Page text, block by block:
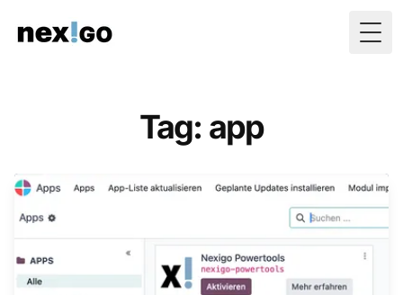
Tag: app